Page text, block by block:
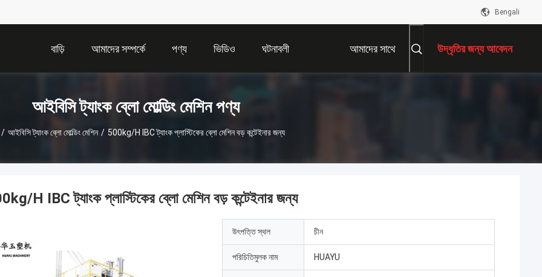
Bengali
বাড়ি আমাদের সম্পর্কে পণ্য ভিডিও ঘটনাবলী আমাদের সাথে উদ্ধৃতির জন্য আবেদন
আইবিসি ট্যাংক ব্লো মোল্ডিং মেশিন পণ্য
/ আইবিসি ট্যাংক ব্লো মোল্ডিং মেশিন / 500kg/H IBC ট্যাংক প্লাস্টিকের ব্লো মেশিন বড় কন্টেইনার জন্য
H IBC ট্যাংক প্লাস্টিকের ব্লো মেশিন বড় কন্টেইনার জন্য
উৎপত্তি স্থল চীন
পরিচিতিমুলক নাম HUAYU